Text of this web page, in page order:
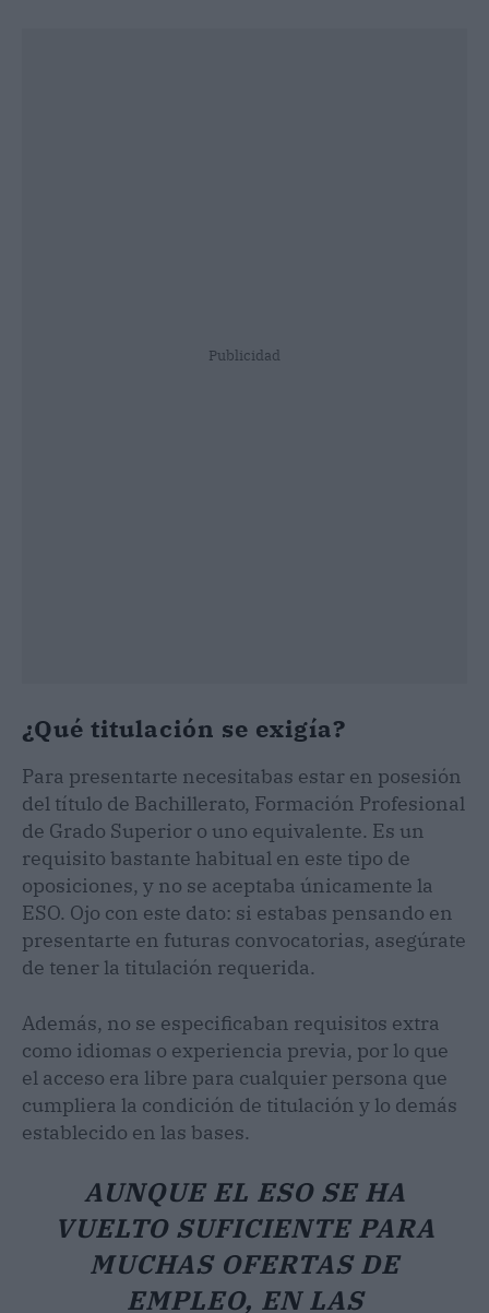
Publicidad
¿Qué titulación se exigía?
Para presentarte necesitabas estar en posesión
del título de Bachillerato, Formación Profesional
de Grado Superior o uno equivalente. Es un
requisito bastante habitual en este tipo de
oposiciones, y no se aceptaba únicamente la
ESO. Ojo con este dato: si estabas pensando en
presentarte en futuras convocatorias, asegúrate
de tener la titulación requerida.
Además, no se especificaban requisitos extra
como idiomas o experiencia previa, por lo que
el acceso era libre para cualquier persona que
cumpliera la condición de titulación y lo demás
establecido en las bases.
AUNQUE EL ESO SE HA
VUELTO SUFICIENTE PARA
MUCHAS OFERTAS DE
EMPLEO, EN LAS